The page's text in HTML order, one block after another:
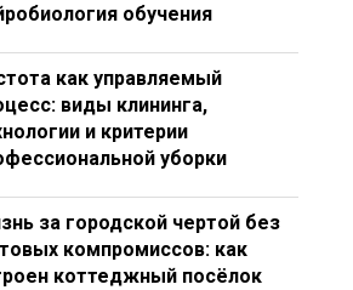
обучения
как управляемый
виды клининга,
и критерии
уборки
за городской чертой без
компромиссов: как
коттеджный посёлок